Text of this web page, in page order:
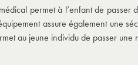
permet à l’enfant de
assure également une
au jeune individu de passer une